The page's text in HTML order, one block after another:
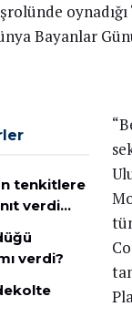
Bayanlar
tenkitlere
verdi…
verdi?